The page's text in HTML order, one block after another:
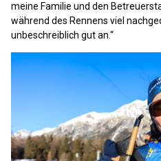
meine Familie und den
während des Rennens viel
unbeschreiblich gut an.“